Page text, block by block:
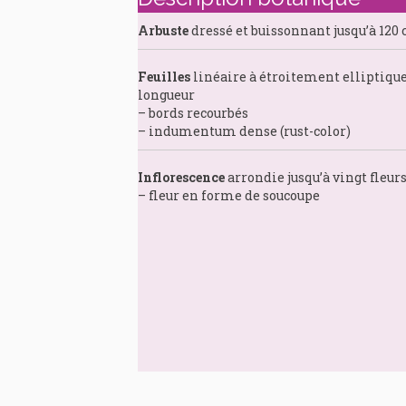
Arbustedressé et buissonnant jusqu’à
Feuilles linéaire à étroitement elliptique-
longueur
– bords recourbés
– indumentum dense (rust-color)
Inflorescencearrondie jusqu’à vingt fleurs
– fleur en forme de soucoupe